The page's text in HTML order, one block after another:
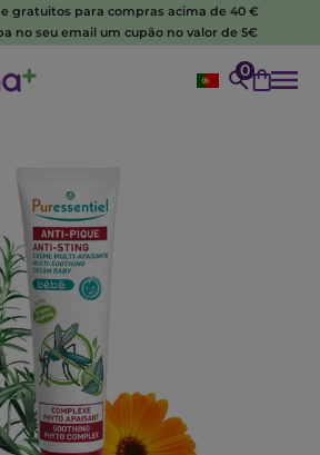
e gratuitos para compras acima de 40 €
no seu email um cupão no valor de 5€
0